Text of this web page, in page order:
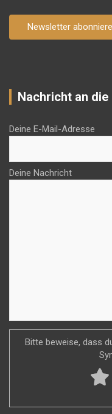
Newsletter
Nachricht an die
Deine E-Mail-Adresse
Deine Nachricht
Bitte beweise, dass